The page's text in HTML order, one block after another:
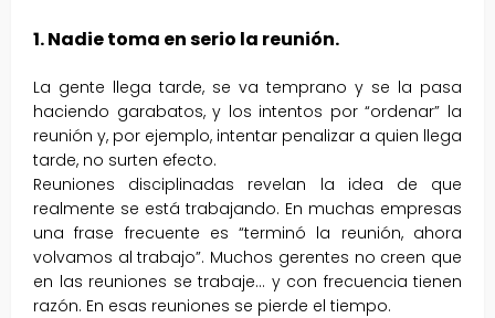
1. Nadie toma en serio la reunión.
La gente llega tarde, se va temprano y se la pasa
haciendo garabatos, y los intentos por “ordenar” la
reunión y, por ejemplo, intentar penalizar a quien llega
tarde, no surten efecto.
Reuniones disciplinadas revelan la idea de que
realmente se está trabajando. En muchas empresas
una frase frecuente es “terminó la reunión, ahora
volvamos al trabajo”. Muchos gerentes no creen que
en las reuniones se trabaje… y con frecuencia tienen
razón. En esas reuniones se pierde el tiempo.